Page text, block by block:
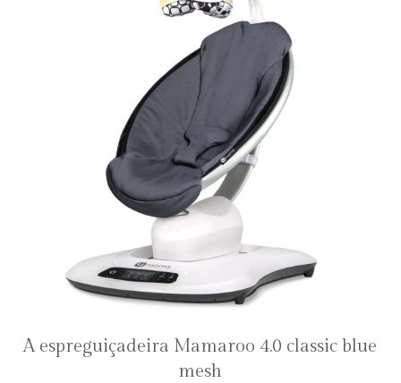
A espreguiçadeira Mamaroo 4.0 classic blue
mesh